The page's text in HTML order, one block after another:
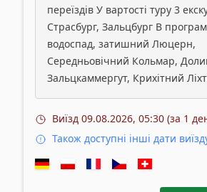
переїздів У вартості туру 3
Страсбург, Зальцбург В
водоспад, затишний Люцерн,
Середньовічний Кольмар,
Зальцкаммергут, Крихітний
Виїзд 09.08.2026, 05:30 (за 1
Також доступні інші дати